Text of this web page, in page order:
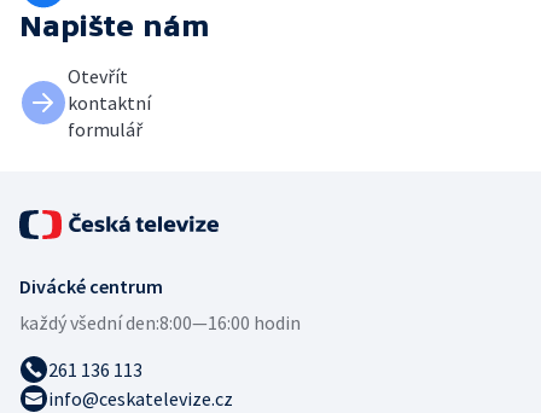
Napište nám
Otevřít
kontaktní
formulář
Divácké centrum
každý všední den:8:00—16:00 hodin
261 136 113
info@ceskatelevize.cz